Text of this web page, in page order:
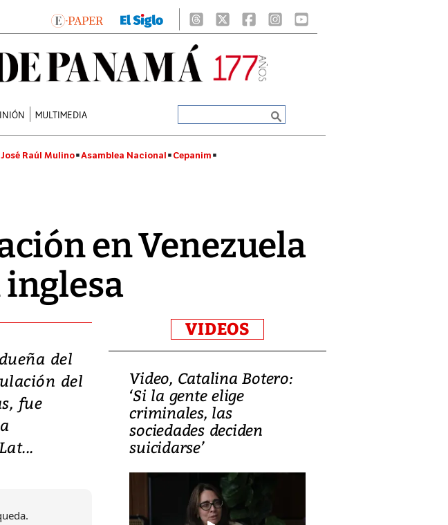
MULTIMEDIA
José Raúl Mulino Asamblea Nacional Cepanim
en Venezuela
del
del
fue
VIDEOS
Terremoto
graves
Video, Catalina Botero:
‘Si la gente elige
criminales, las
sociedades deciden
suicidarse’